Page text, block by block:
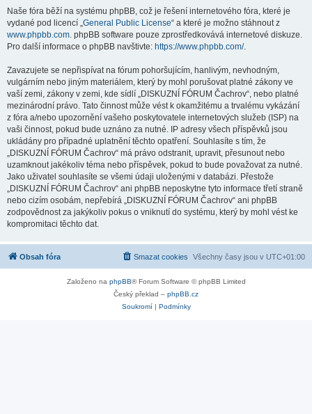
Naše fóra běží na systému phpBB, což je řešení internetového fóra, které je
vydané pod licencí „General Public License“ a které je možno stáhnout z
www.phpbb.com. phpBB software pouze zprostředkovává internetové diskuze.
Pro další informace o phpBB navštivte: https://www.phpbb.com/.
Zavazujete se nepřispívat na fórum pohoršujícím, hanlivým, nevhodným,
vulgárním nebo jiným materiálem, který by mohl porušovat platné zákony ve
vaší zemi, zákony v zemi, kde sídlí „DISKUZNÍ FÓRUM Čachrov“, nebo platné
mezinárodní právo. Tato činnost může vést k okamžitému a trvalému vykázání
z fóra a/nebo upozornění vašeho poskytovatele internetových služeb (ISP) na
vaši činnost, pokud bude uznáno za nutné. IP adresy všech příspěvků jsou
ukládány pro případné uplatnění těchto opatření. Souhlasíte s tím, že
„DISKUZNÍ FÓRUM Čachrov“ má právo odstranit, upravit, přesunout nebo
uzamknout jakékoliv téma nebo příspěvek, pokud to bude považovat za nutné.
Jako uživatel souhlasíte se všemi údaji uloženými v databázi. Přestože
„DISKUZNÍ FÓRUM Čachrov“ ani phpBB neposkytne tyto informace třetí straně
nebo cizím osobám, nepřebírá „DISKUZNÍ FÓRUM Čachrov“ ani phpBB
zodpovědnost za jakýkoliv pokus o vniknutí do systému, který by mohl vést ke
kompromitaci těchto dat.
Obsah fóra Všechny časy jsou v UTC+01:00
Smazat cookies
Založeno na phpBB® Forum Software © phpBB Limited
Český překlad – phpBB.cz
Soukromí| Podmínky